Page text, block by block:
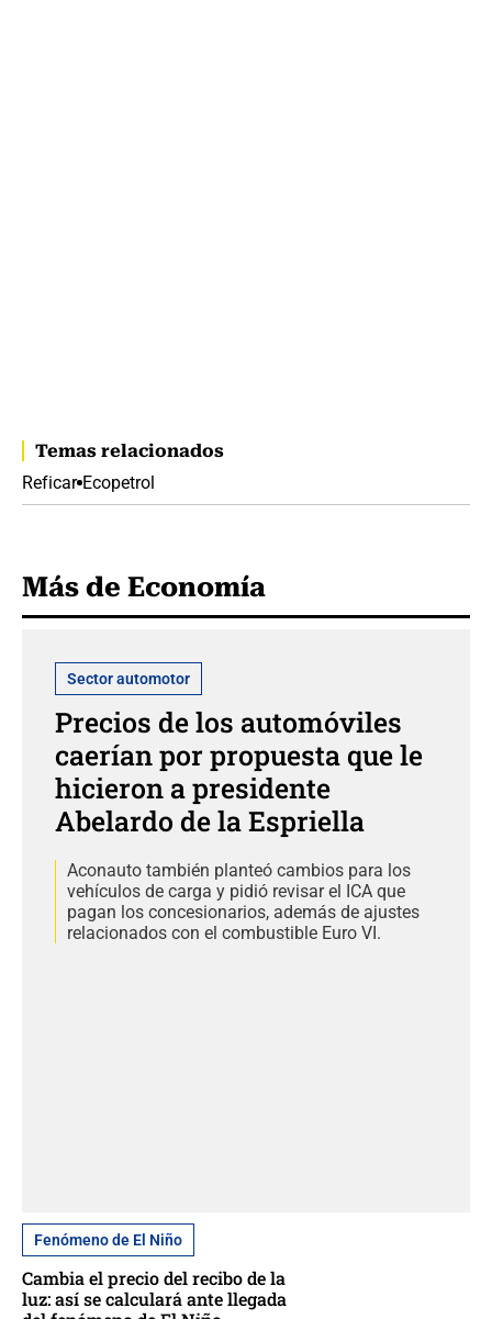
Temas relacionados
Reficar Ecopetrol
Más de Economía
Sector automotor
Precios de los automóviles
caerían por propuesta que le
hicieron a presidente
Abelardo de la Espriella
Aconauto también planteó cambios para los
vehículos de carga y pidió revisar el ICA que
pagan los concesionarios, además de ajustes
relacionados con el combustible Euro VI.
Fenómeno de El Niño
Cambia el precio del recibo de la
luz: así se calculará ante llegada